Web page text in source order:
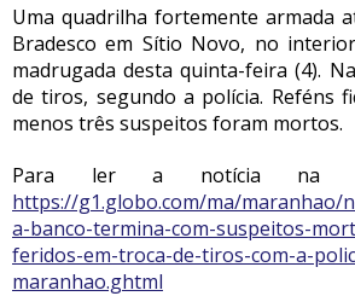
Uma quadrilha fortemente armada
Bradesco em Sítio Novo, no
madrugada desta quinta-feira (4).
de tiros, segundo a polícia. Reféns
menos três suspeitos foram mortos.
Para ler a notícia na
https://g1.globo.com/ma/maranhao/
a-banco-termina-com-suspeitos-
feridos-em-troca-de-tiros-com-a-
maranhao.ghtml